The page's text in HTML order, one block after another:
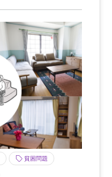
貧困問題